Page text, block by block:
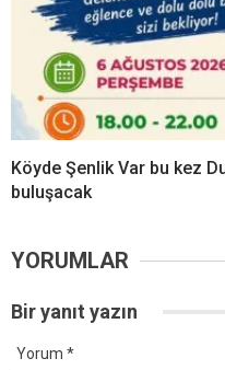
Köyde Şenlik Var bu kez
buluşacak
YORUMLAR
Bir yanıt yazın
Yorum *